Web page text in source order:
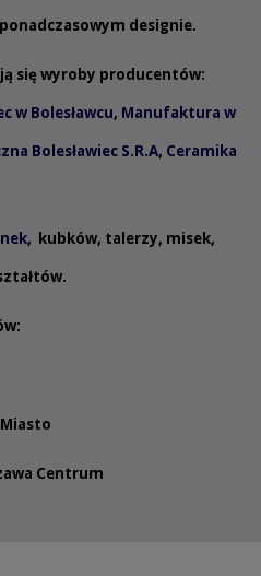
designie.
się wyroby producentów:
w Bolesławcu, Manufaktura w
Bolesławiec S.R.A, Ceramika
, kubków, talerzy, misek,
.
Centrum